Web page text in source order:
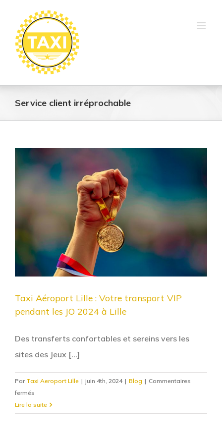
content
Service client irréprochable
Taxi Aéroport Lille : Votre transport VIP
pendant les JO 2024 à Lille
Des transferts confortables et sereins vers les
sites des Jeux [...]
Par Taxi Aeroport Lille | juin 4th, 2024 | Blog | Commentaires
fermés
Taxi
Aéroport
Lire la suite